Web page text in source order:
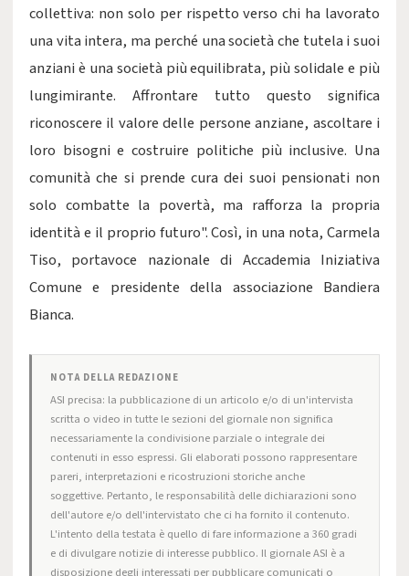
collettiva: non solo per rispetto verso chi ha lavorato
una vita intera, ma perché una società che tutela i suoi
anziani è una società più equilibrata, più solidale e più
lungimirante. Affrontare tutto questo significa
riconoscere il valore delle persone anziane, ascoltare i
loro bisogni e costruire politiche più inclusive. Una
comunità che si prende cura dei suoi pensionati non
solo combatte la povertà, ma rafforza la propria
identità e il proprio futuro". Così, in una nota, Carmela
Tiso, portavoce nazionale di Accademia Iniziativa
Comune e presidente della associazione Bandiera
Bianca.
NOTA DELLA REDAZIONE
ASI precisa: la pubblicazione di un articolo e/o di un'intervista
scritta o video in tutte le sezioni del giornale non significa
necessariamente la condivisione parziale o integrale dei
contenuti in esso espressi. Gli elaborati possono rappresentare
pareri, interpretazioni e ricostruzioni storiche anche
soggettive. Pertanto, le responsabilità delle dichiarazioni sono
dell'autore e/o dell'intervistato che ci ha fornito il contenuto.
L'intento della testata è quello di fare informazione a 360 gradi
e di divulgare notizie di interesse pubblico. Il giornale ASI è a
disposizione degli interessati per pubblicare comunicati o